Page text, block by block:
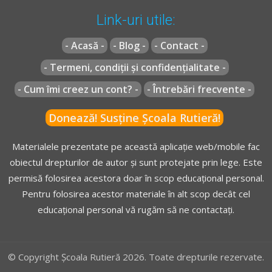
Link-uri utile:
- Acasă - - Blog -
- Contact -
- Termeni, condiții și confidențialitate -
- Cum îmi creez un cont? -
- Întrebări frecvente -
Donează! Susține Școala Rutieră!
Materialele prezentate pe această aplicație web/mobile fac
obiectul drepturilor de autor și sunt protejate prin lege. Este
permisă folosirea acestora doar în scop educațional personal.
Pentru folosirea acestor materiale în alt scop decât cel
educațional personal vă rugăm să ne contactați.
© Copyright Școala Rutieră 2026. Toate drepturile rezervate.